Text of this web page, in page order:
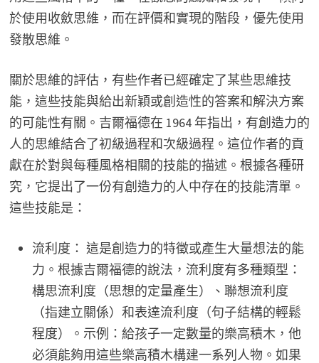
於使用收斂思維，而在評價和實現的階段，優先使用
發散思維。
關於思維的評估，有些作者已經確定了某些思維技
能，這些技能與給出新穎或創造性的答案和解決方案
的可能性有關。吉爾福德在 1964 年指出，有創造力的
人的思維結合了初級過程和次級過程。這位作者的貢
獻在於對與每種風格相關的技能的描述。根據各種研
究，它提出了一份有創造力的人中存在的技能清單。
這些技能是：
流利度： 這是創造力的特徵或產生大量想法的能
力。根據吉爾福德的說法，流利度有多種類型：
構思流利度（思想的定量產生）、聯想流利度
（指建立關係）和表達流利度（句子結構的輕鬆
程度）。示例：給孩子一定數量的樂高積木，他
必須能夠用這些樂高積木構建一系列人物。如果